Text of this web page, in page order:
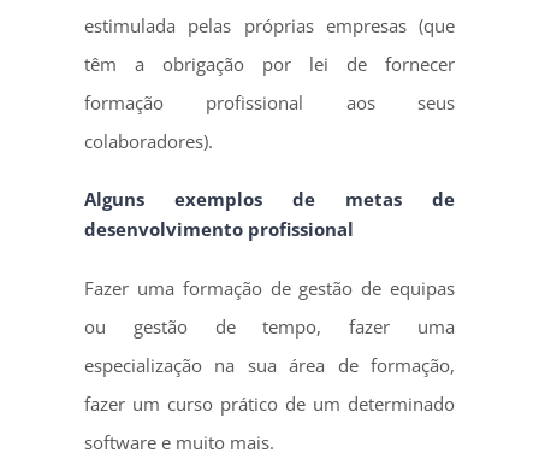
estimulada pelas próprias empresas (que
têm a obrigação por lei de fornecer
formação profissional aos seus
colaboradores).
Alguns exemplos de metas de
desenvolvimento profissional
Fazer uma formação de gestão de equipas
ou gestão de tempo, fazer uma
especialização na sua área de formação,
fazer um curso prático de um determinado
software e muito mais.